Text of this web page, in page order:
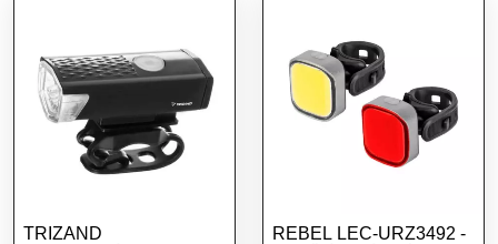
TRIZAND
REBEL LEC-URZ3492 -